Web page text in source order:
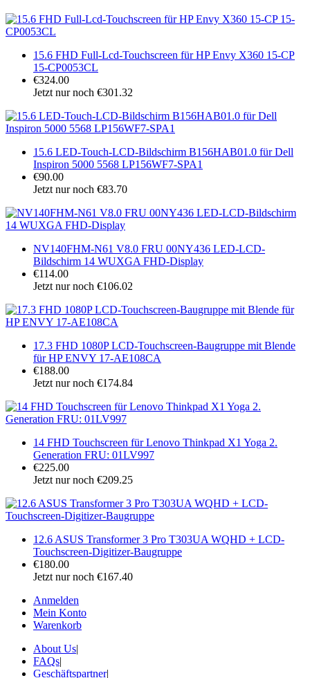
15.6 FHD Full-Lcd-Touchscreen für HP Envy X360 15-CP
15-CP0053CL
€324.00
Jetzt nur noch €301.32
15.6 LED-Touch-LCD-Bildschirm B156HAB01.0 für Dell
Inspiron 5000 5568 LP156WF7-SPA1
€90.00
Jetzt nur noch €83.70
NV140FHM-N61 V8.0 FRU 00NY436 LED-LCD-
Bildschirm 14 WUXGA FHD-Display
€114.00
Jetzt nur noch €106.02
17.3 FHD 1080P LCD-Touchscreen-Baugruppe mit Blende
für HP ENVY 17-AE108CA
€188.00
Jetzt nur noch €174.84
14 FHD Touchscreen für Lenovo Thinkpad X1 Yoga 2.
Generation FRU: 01LV997
€225.00
Jetzt nur noch €209.25
12.6 ASUS Transformer 3 Pro T303UA WQHD + LCD-
Touchscreen-Digitizer-Baugruppe
€180.00
Jetzt nur noch €167.40
Anmelden
Mein Konto
Warenkorb
About Us|
FAQs|
Geschäftspartner|